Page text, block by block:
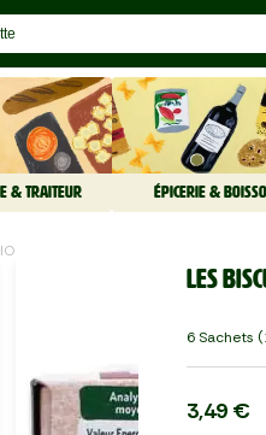
& TRAITEUR ÉPICERIE &
Les
6 Sachets
3,49 €